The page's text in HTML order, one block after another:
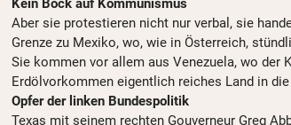
Kein Bock auf Kommunismus
Aber sie protestieren nicht nur verbal, sie
Grenze zu Mexiko, wo, wie in Österreich,
Sie kommen vor allem aus Venezuela, wo der
Erdölvorkommen eigentlich reiches Land in
Opfer der linken Bundespolitik
Texas mit seinem rechten Gouverneur Greg